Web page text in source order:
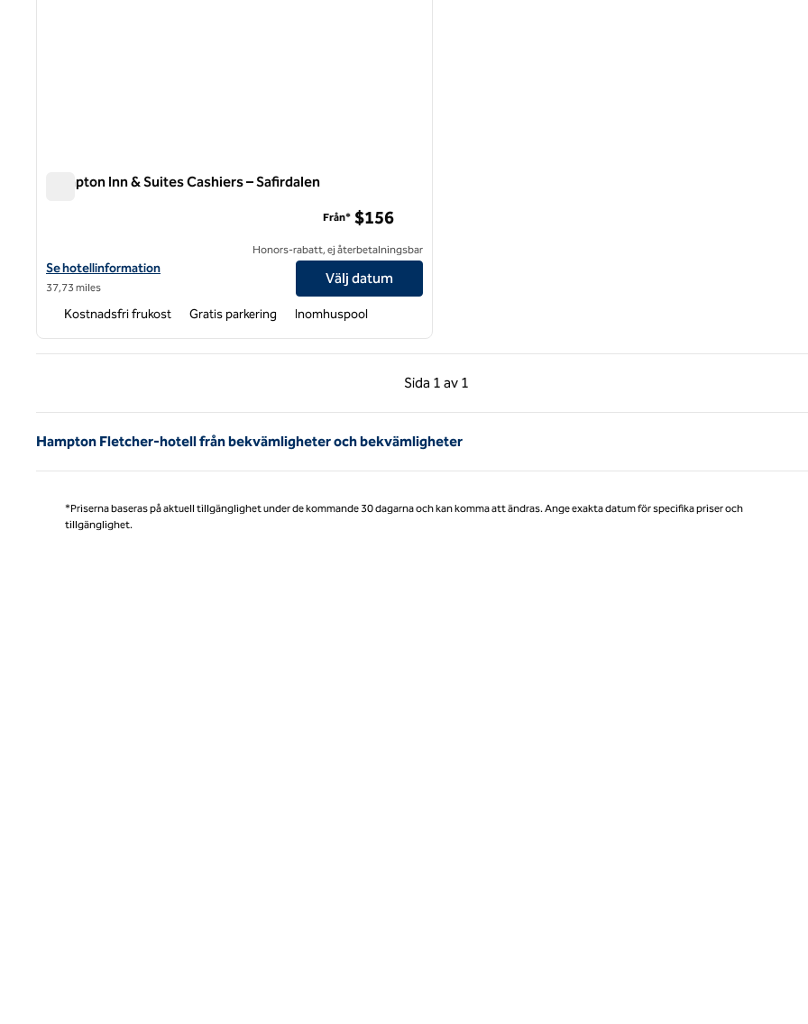
Hampton Inn & Suites Cashiers – Safirdalen
Visa hotelluppgifter för Hampton Inn & Suites Cashiers-Sapphire Valley
Se hotellinformation
37,73 miles
Från* $156
Honors-rabatt, ej återbetalningsbar
Välj datum
Kostnadsfri frukost Gratis parkering Inomhuspool
Sida 1 av 1
Föregående sida, 1 av 1
Sida 1 av 1
Hampton Fletcher-hotell från bekvämligheter och bekvämligheter
*Priserna baseras på aktuell tillgänglighet under de kommande 30 dagarna och kan komma att ändras. Ange exakta datum för specifika priser och
tillgänglighet.